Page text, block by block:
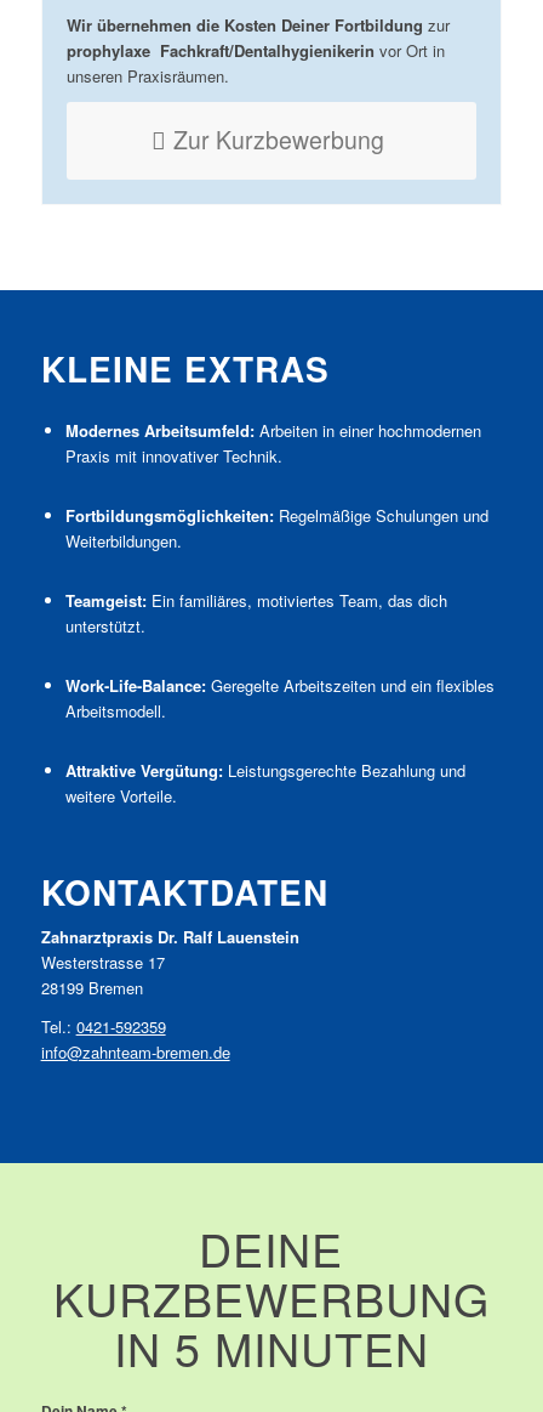
Wir übernehmen die Kosten Deiner Fortbildung zur
prophylaxe Fachkraft/Dentalhygienikerin vor Ort in
unseren Praxisräumen.
Zur Kurzbewerbung
KLEINE EXTRAS
Modernes Arbeitsumfeld:Arbeiten in einer hochmodernen
Praxis mit innovativer Technik.
Fortbildungsmöglichkeiten:Regelmäßige Schulungen und
Weiterbildungen.
Teamgeist:Ein familiäres, motiviertes Team, das dich
unterstützt.
Work-Life-Balance:Geregelte Arbeitszeiten und ein flexibles
Arbeitsmodell.
Attraktive Vergütung:Leistungsgerechte Bezahlung und
weitere Vorteile.
KONTAKTDATEN
Zahnarztpraxis Dr. Ralf Lauenstein
Westerstrasse 17
28199 Bremen
Tel.: 0421-592359
info@zahnteam-bremen.de
DEINE
KURZBEWERBUNG
IN 5 MINUTEN